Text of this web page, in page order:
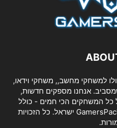
למשחקי מחשב,, משחקי וידאו,
אנחנו מספקים חדשות,
כל המשחקים הכי חמים - כולל
משחקים ישראלים.©2026 GamersPack ישראל. כל הזכויות